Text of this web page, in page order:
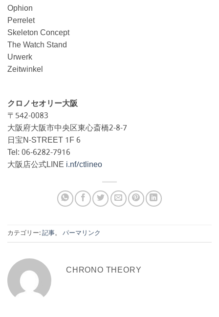
Ophion
Perrelet
Skeleton Concept
The Watch Stand
Urwerk
Zeitwinkel
クロノセオリー大阪
〒542-0083
大阪府大阪市中央区東心斎橋2-8-7
日宝N-STREET 1F 6
Tel: 06-6282-7916
大阪店公式LINE i.nf/ctlineo
カテゴリー:記事。 パーマリンク
CHRONO THEORY